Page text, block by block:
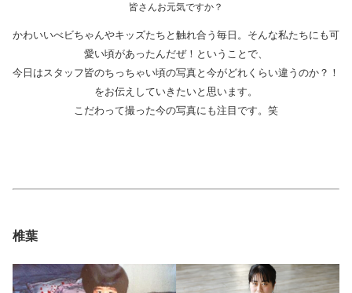
皆さんお元気ですか？
かわいいべビちゃんやキッズたちと触れ合う毎日。そんな私たちにも可
愛い頃があったんだぜ！ということで、
今日はスタッフ皆のちっちゃい頃の写真と今がどれくらい違うのか？！
をお伝えしていきたいと思います。
こだわって撮った今の写真にも注目です。笑
椎葉